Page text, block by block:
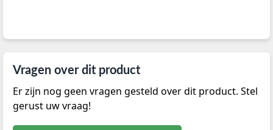
Vragen over dit product
Er zijn nog geen vragen gesteld over dit product. Stel
gerust uw vraag!